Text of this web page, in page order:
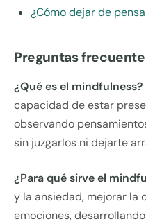
¿Cómo dejar de
Preguntas
¿Qué es el mindfulness?
capacidad de estar
observando
sin juzgarlos ni dejarte
¿Para qué sirve el
y la ansiedad, mejorar la
emociones,